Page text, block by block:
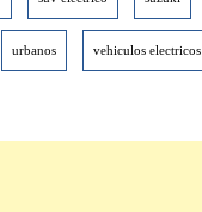
urbanos vehiculos electricos